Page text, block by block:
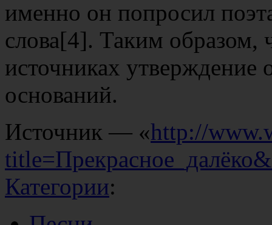
именно он попросил
слова[4]. Таким образом,
источниках утверждение
оснований.
Источник — «http://
Категории: